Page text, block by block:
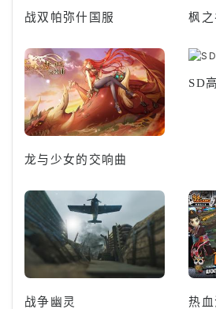
战双帕弥什国服 枫
龙与少女的交响曲
SD
战争幽灵 热